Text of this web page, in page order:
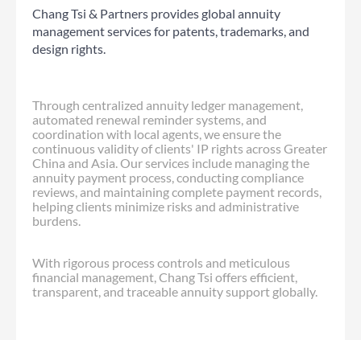
Chang Tsi & Partners provides global annuity
management services for patents, trademarks, and
design rights.
Through centralized annuity ledger management,
automated renewal reminder systems, and
coordination with local agents, we ensure the
continuous validity of clients' IP rights across Greater
China and Asia. Our services include managing the
annuity payment process, conducting compliance
reviews, and maintaining complete payment records,
helping clients minimize risks and administrative
burdens.
With rigorous process controls and meticulous
financial management, Chang Tsi offers efficient,
transparent, and traceable annuity support globally.